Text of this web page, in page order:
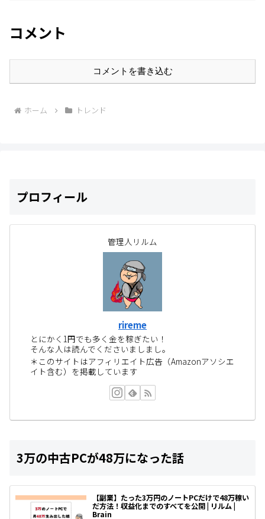
コメント
コメントを書き込む
ホーム トレンド
プロフィール
管理人リルム
rireme
とにかく1円でも多く金を稼ぎたい！
そんな人は読んでくださいましまし。
＊このサイトはアフィリエイト広告（Amazonアソシエ
イト含む）を掲載しています
3万の中古PCが48万になった話
【副業】たった3万円のノートPCだけで48万稼い
だ方法！収益化までのすべてを公開 | リルム |
Brain